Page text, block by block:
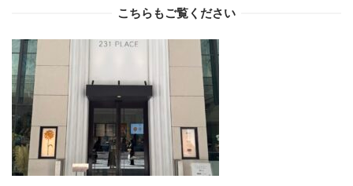
こちらもご覧ください